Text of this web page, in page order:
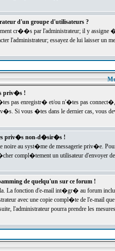
d'un groupe d'utilisateurs ?
cr��s par l'administrateur; il y
l'administrateur; essayez de lui laisser un
priv�s !
pas enregistr� et/ou n'�tes pas
Si vous �tes dans le dernier cas, vous
priv�s non-d�sir�s !
noire au syst�me de messagerie priv�e.
compl�tement un utilisateur d'envoyer
de quelqu'un sur ce forum !
La fonction d'e-mail int�gr� au forum inclut
avec une copie compl�te de l'e-mail
l'administrateur pourra prendre les